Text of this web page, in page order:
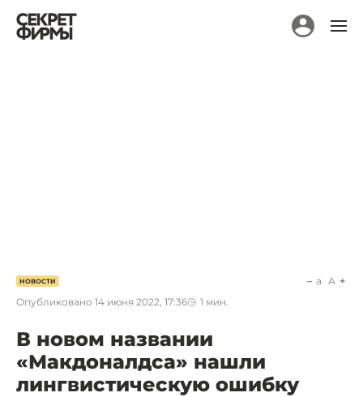
НОВОСТИ
Опубликовано 14 июня 2022, 17:36 1 мин.
a A
В новом названии
«Макдоналдса» нашли
лингвистическую ошибку